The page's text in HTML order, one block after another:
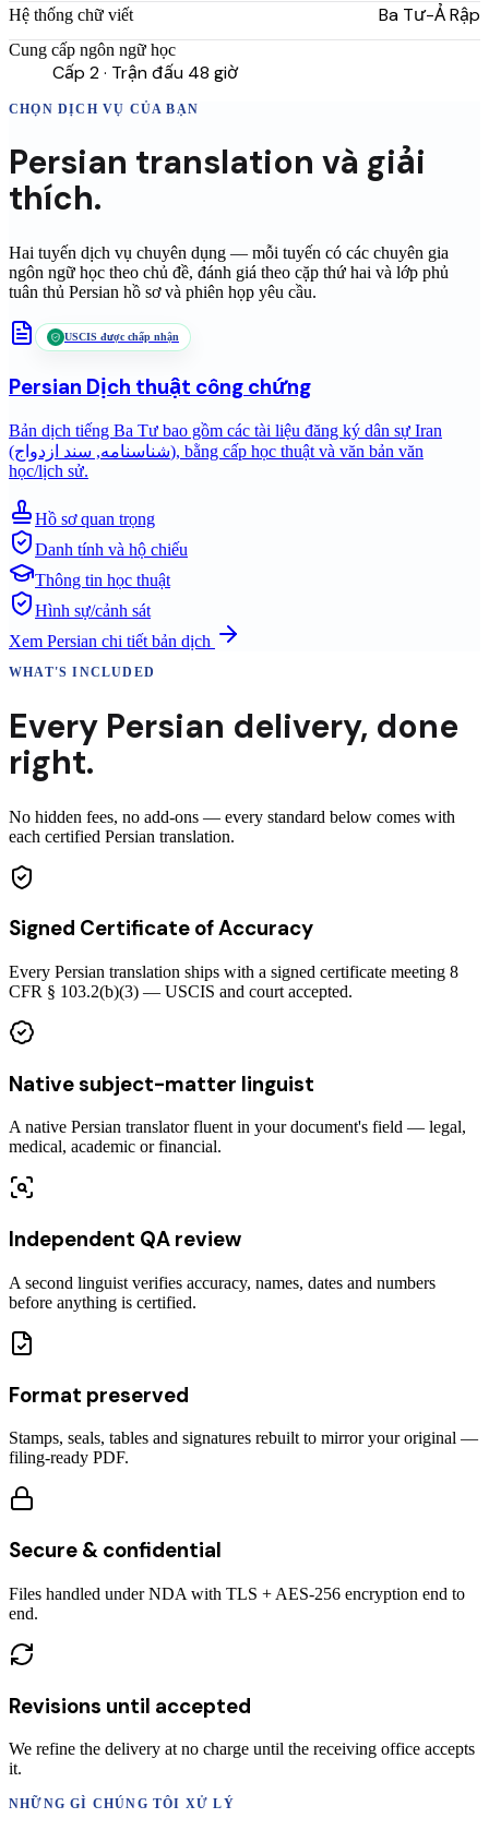
Hệ thống chữ viết Ba Tư-Ả Rập
Cung cấp ngôn ngữ học
Cấp 2 · Trận đấu 48 giờ
CHỌN DỊCH VỤ CỦA BẠN
Persian translation và giải
thích.
Hai tuyến dịch vụ chuyên dụng — mỗi tuyến có các chuyên gia
ngôn ngữ học theo chủ đề, đánh giá theo cặp thứ hai và lớp phủ
tuân thủ Persian hồ sơ và phiên họp yêu cầu.
USCIS được chấp nhận
Persian Dịch thuật công chứng
Bản dịch tiếng Ba Tư bao gồm các tài liệu đăng ký dân sự Iran
(شناسنامه, سند ازدواج), bằng cấp học thuật và văn bản văn
học/lịch sử.
Hồ sơ quan trọng
Danh tính và hộ chiếu
Thông tin học thuật
Hình sự/cảnh sát
Xem Persian chi tiết bản dịch
WHAT'S INCLUDED
Every Persian delivery, done
right.
No hidden fees, no add-ons — every standard below comes with
each certified Persian translation.
Signed Certificate of Accuracy
Every Persian translation ships with a signed certificate meeting 8
CFR § 103.2(b)(3) — USCIS and court accepted.
Native subject-matter linguist
A native Persian translator fluent in your document's field — legal,
medical, academic or financial.
Independent QA review
A second linguist verifies accuracy, names, dates and numbers
before anything is certified.
Format preserved
Stamps, seals, tables and signatures rebuilt to mirror your original —
filing-ready PDF.
Secure & confidential
Files handled under NDA with TLS + AES-256 encryption end to
end.
Revisions until accepted
We refine the delivery at no charge until the receiving office accepts
it.
NHỮNG GÌ CHÚNG TÔI XỬ LÝ